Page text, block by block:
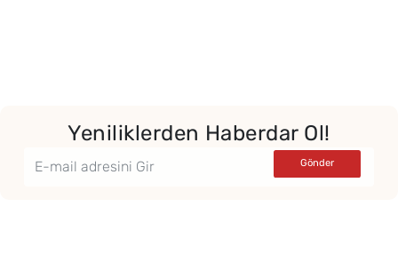
Yeniliklerden Haberdar Ol!